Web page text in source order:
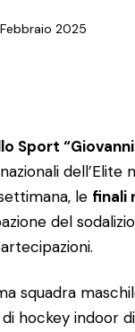
2025
Sport
le finali
del
squadra
hockey indoor